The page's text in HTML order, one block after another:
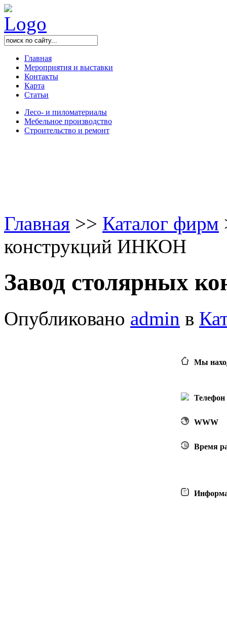
Главная
Мероприятия и выставки
Контакты
Карта
Статьи
Лесо- и пиломатериалы
Мебельное производство
Строительство и ремонт
Главная >> Каталог фирм
конструкций ИНКОН
Завод столярных
Опубликовано admin в
Мы
Телефон
WWW
Время